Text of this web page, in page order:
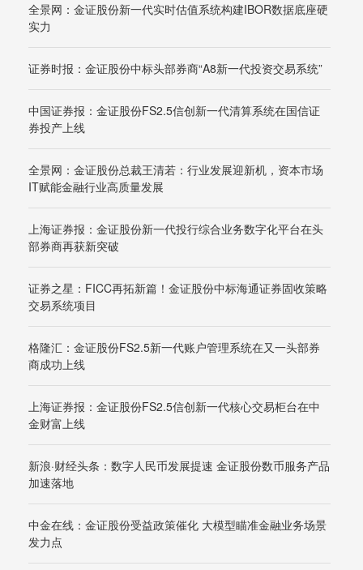
全景网：金证股份新一代实时估值系统构建IBOR数据底座硬
实力
证券时报：金证股份中标头部券商“A8新一代投资交易系统”
中国证券报：金证股份FS2.5信创新一代清算系统在国信证
券投产上线
全景网：金证股份总裁王清若：行业发展迎新机，资本市场
IT赋能金融行业高质量发展
上海证券报：金证股份新一代投行综合业务数字化平台在头
部券商再获新突破
证券之星：FICC再拓新篇！金证股份中标海通证券固收策略
交易系统项目
格隆汇：金证股份FS2.5新一代账户管理系统在又一头部券
商成功上线
上海证券报：金证股份FS2.5信创新一代核心交易柜台在中
金财富上线
新浪·财经头条：数字人民币发展提速 金证股份数币服务产品
加速落地
中金在线：金证股份受益政策催化 大模型瞄准金融业务场景
发力点